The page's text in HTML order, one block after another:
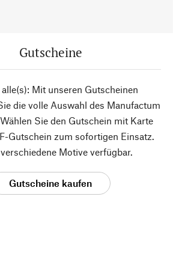
Gutscheine
Mit unseren Gutscheinen
die volle Auswahl des Manufactum
Sie den Gutschein mit Karte
Gutschein zum sofortigen Einsatz.
Motive verfügbar.
Gutscheine kaufen